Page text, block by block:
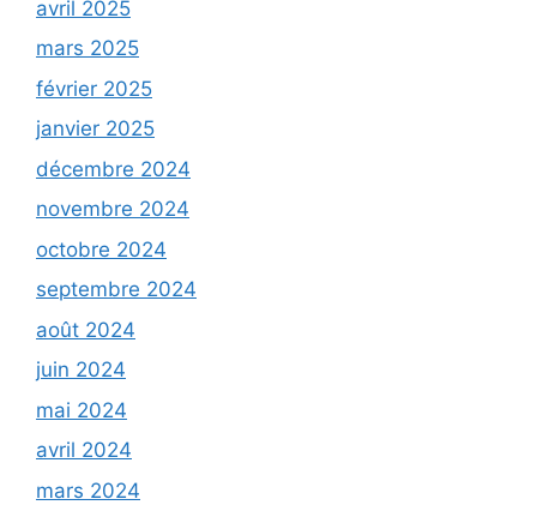
avril 2025
mars 2025
février 2025
janvier 2025
décembre 2024
novembre 2024
octobre 2024
septembre 2024
août 2024
juin 2024
mai 2024
avril 2024
mars 2024